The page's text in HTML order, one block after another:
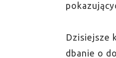
Dzisiejsze
dbanie o